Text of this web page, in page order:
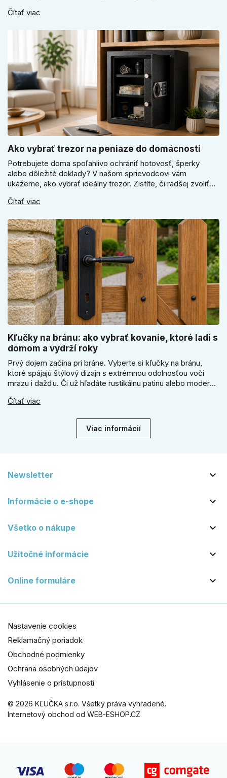
ako vyberať medzi okrúhlym a štvorcovým štítom. Nové
Čítať viac
Ako vybrať trezor na peniaze do domácnosti
Potrebujete doma spoľahlivo ochrániť hotovosť, šperky
alebo dôležité doklady? V našom sprievodcovi vám
ukážeme, ako vybrať ideálny trezor. Zistíte, či radšej zvoliť
kľúčové jeho správne ukotvenie.
Čítať viac
Kľučky na bránu: ako vybrať kovanie, ktoré ladí s
domom a vydrží roky
Prvý dojem začína pri bráne. Vyberte si kľučky na bránu,
ktoré spájajú štýlový dizajn s extrémnou odolnosťou voči
mrazu i dažďu. Či už hľadáte rustikálnu patinu alebo moderné
vydrží roky. Zabezpečte svoj vstup kvalitou, ktorá prežije
Čítať viac
Viac informácií
Newsletter 
Informácie o e-shope 
Všetko o nákupe 
Užitočné informácie 
Online formuláre 
© 2026 KĽUČKA s.r.o. Všetky práva vyhradené.
Internetový obchod od WEB-ESHOP.CZ
Nastavenie cookies
Reklamačný poriadok
Obchodné podmienky
Ochrana osobných údajov
Vyhlásenie o prístupnosti